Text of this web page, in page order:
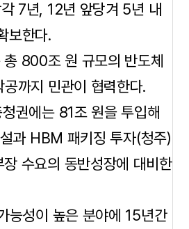
7년, 12년 앞당겨 5년 내
보한다.
총 800조 원 규모의 반도체
까지 민관이 협력한다.
권에는 81조 원을 투입해
과 HBM 패키징 투자(청주)
수요의 동반성장에 대비한
능성이 높은 분야에 15년간